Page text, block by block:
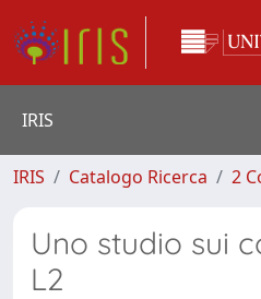
IRIS
IRIS Catalogo Ricerca 2
Uno studio sui
L2